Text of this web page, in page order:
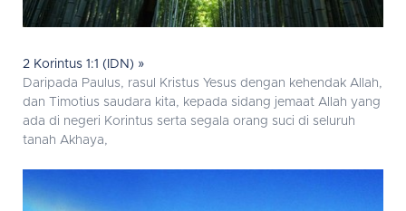
2 Korintus 1:1 (IDN) »
Daripada Paulus, rasul Kristus Yesus dengan kehendak Allah,
dan Timotius saudara kita, kepada sidang jemaat Allah yang
ada di negeri Korintus serta segala orang suci di seluruh
tanah Akhaya,